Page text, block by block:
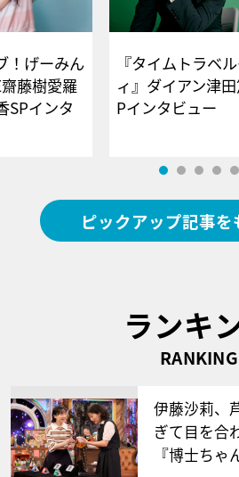
！げーみん
藤樹愛羅
SPインタ
『タイムトラベ
ィ』ダイアン津
Pインタビ
ピックアップ記事を
ランキ
RANKING
伊藤沙莉、
ぎて目を合
『博士ち